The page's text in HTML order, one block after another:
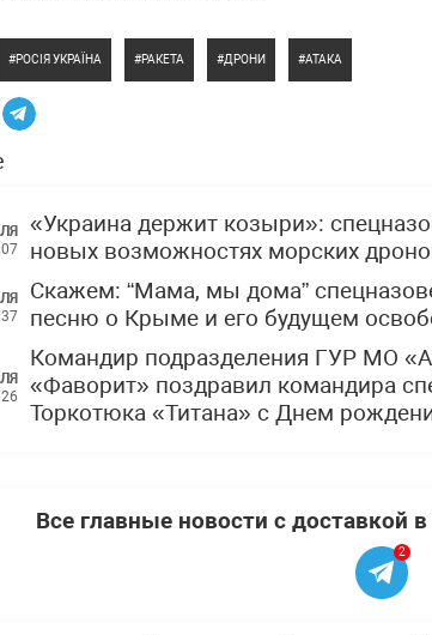
РОСІЯ УКРАЇНА РАКЕТА ДРОНИ АТАКА
«Украина держит козыри»:
новых возможностях морских
Скажем: “Мама, мы дома”
песню о Крыме и его будущем
Командир подразделения ГУР МО
«Фаворит» поздравил командира
Торкотюка «Титана» с Днем
Все главные новости с доставкой
2